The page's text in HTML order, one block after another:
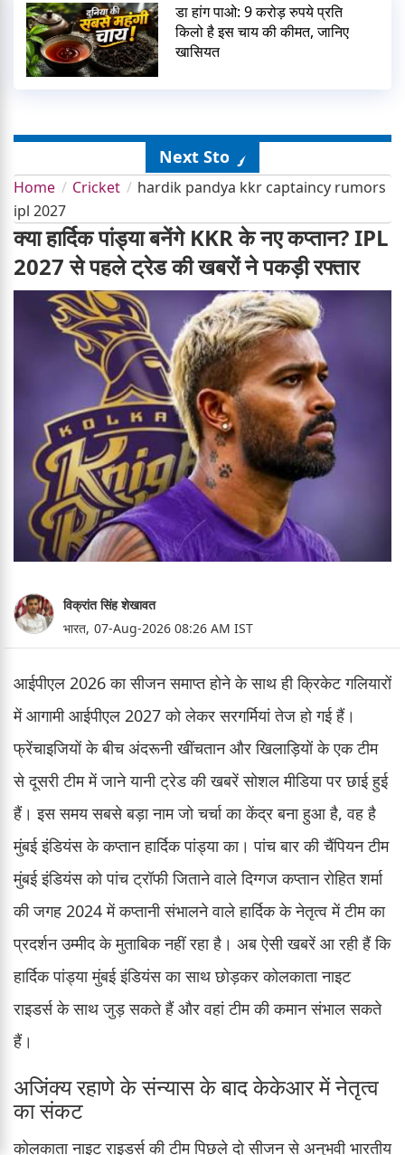
डा हांग पाओ: 9 करोड़ रुपये प्रति
किलो है इस चाय की कीमत, जानिए
खासियत
Next Story
Home Cricket
hardik pandya kkr captaincy rumors
ipl 2027
क्या हार्दिक पांड्या बनेंगे KKR के नए कप्तान? IPL
2027 से पहले ट्रेड की खबरों ने पकड़ी रफ्तार
विक्रांत सिंह शेखावत
भारत, 07-Aug-2026 08:26 AM IST
आईपीएल 2026 का सीजन समाप्त होने के साथ ही क्रिकेट गलियारों
में आगामी आईपीएल 2027 को लेकर सरगर्मियां तेज हो गई हैं।
फ्रेंचाइजियों के बीच अंदरूनी खींचतान और खिलाड़ियों के एक टीम
से दूसरी टीम में जाने यानी ट्रेड की खबरें सोशल मीडिया पर छाई हुई
हैं। इस समय सबसे बड़ा नाम जो चर्चा का केंद्र बना हुआ है, वह है
मुंबई इंडियंस के कप्तान हार्दिक पांड्या का। पांच बार की चैंपियन टीम
मुंबई इंडियंस को पांच ट्रॉफी जिताने वाले दिग्गज कप्तान रोहित शर्मा
की जगह 2024 में कप्तानी संभालने वाले हार्दिक के नेतृत्व में टीम का
प्रदर्शन उम्मीद के मुताबिक नहीं रहा है। अब ऐसी खबरें आ रही हैं कि
हार्दिक पांड्या मुंबई इंडियंस का साथ छोड़कर कोलकाता नाइट
राइडर्स के साथ जुड़ सकते हैं और वहां टीम की कमान संभाल सकते
हैं।
अजिंक्य रहाणे के संन्यास के बाद केकेआर में नेतृत्व
का संकट
कोलकाता नाइट राइडर्स की टीम पिछले दो सीजन से अनुभवी भारतीय